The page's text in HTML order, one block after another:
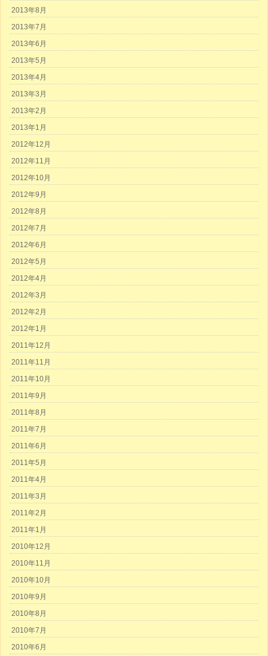
2013年8月
2013年7月
2013年6月
2013年5月
2013年4月
2013年3月
2013年2月
2013年1月
2012年12月
2012年11月
2012年10月
2012年9月
2012年8月
2012年7月
2012年6月
2012年5月
2012年4月
2012年3月
2012年2月
2012年1月
2011年12月
2011年11月
2011年10月
2011年9月
2011年8月
2011年7月
2011年6月
2011年5月
2011年4月
2011年3月
2011年2月
2011年1月
2010年12月
2010年11月
2010年10月
2010年9月
2010年8月
2010年7月
2010年6月